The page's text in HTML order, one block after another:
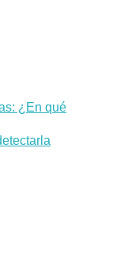
¿En qué